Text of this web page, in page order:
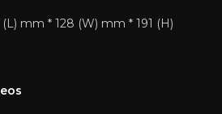
mm * 128 (W) mm * 191 (H)